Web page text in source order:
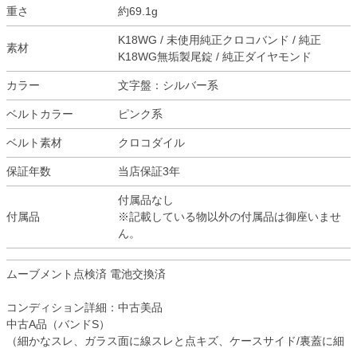
重さ 約69.1g
素材
K18WG / 未使用純正クロコバンド / 純正
K18WG無垢製尾錠 / 純正ダイヤモンド
カラー 文字盤：シルバー系
ベルトカラー ピンク系
ベルト素材 クロコダイル
保証年数 当店保証3年
付属品
付属品なし
※記載している物以外の付属品は御座いませ
ん。
ムーブメント点検済 電池交換済
コンディション詳細：中古美品
中古A品（バンドS）
（細かなスレ、ガラス面に線スレと点キズ、ケースサイド/裏蓋に細